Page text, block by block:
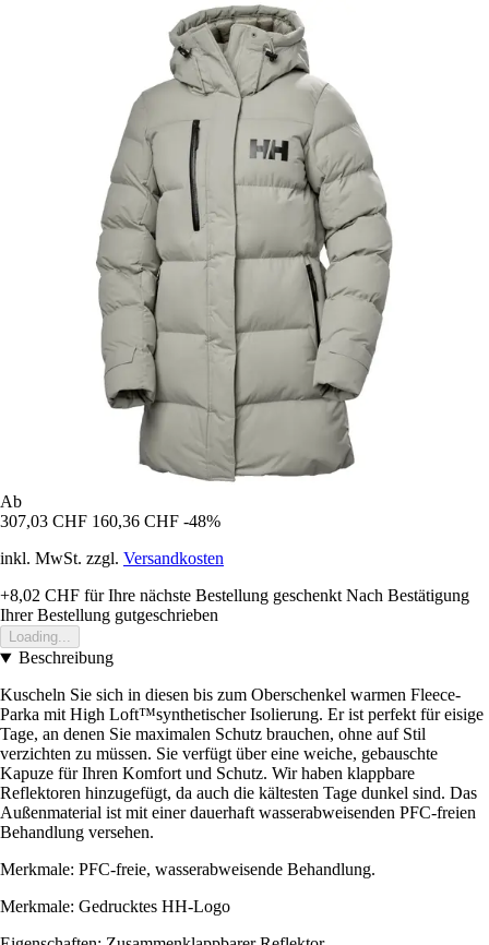
Ab
307,03 CHF 160,36 CHF -48%
inkl. MwSt. zzgl. Versandkosten
+8,02 CHF für Ihre nächste Bestellung geschenkt Nach Bestätigung
Ihrer Bestellung gutgeschrieben
Loading...
Beschreibung
Kuscheln Sie sich in diesen bis zum Oberschenkel warmen Fleece-
Parka mit High Loft™synthetischer Isolierung. Er ist perfekt für eisige
Tage, an denen Sie maximalen Schutz brauchen, ohne auf Stil
verzichten zu müssen. Sie verfügt über eine weiche, gebauschte
Kapuze für Ihren Komfort und Schutz. Wir haben klappbare
Reflektoren hinzugefügt, da auch die kältesten Tage dunkel sind. Das
Außenmaterial ist mit einer dauerhaft wasserabweisenden PFC-freien
Behandlung versehen.
Merkmale: PFC-freie, wasserabweisende Behandlung.
Merkmale: Gedrucktes HH-Logo